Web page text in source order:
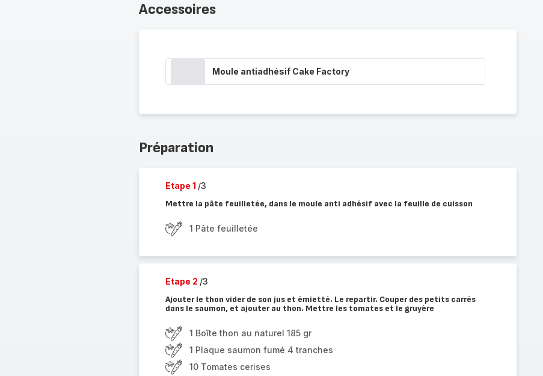
Accessoires
Moule antiadhésif Cake Factory
Préparation
Etape 1 /3
Mettre la pâte feuilletée, dans le moule anti adhésif avec la feuille de cuisson
1 Pâte feuilletée
Etape 2 /3
Ajouter le thon vider de son jus et émietté. Le repartir. Couper des petits carrés
dans le saumon, et ajouter au thon. Mettre les tomates et le gruyère
1 Boîte thon au naturel 185 gr
1 Plaque saumon fumé 4 tranches
10 Tomates cerises